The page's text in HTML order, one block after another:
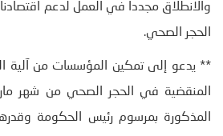
والانطلاق مجددا في العمل لدعم
الحجر الصحي.
** يدعو إلى تمكين المؤسسات من آلية
المنقضية في الحجر الصحي من شهر